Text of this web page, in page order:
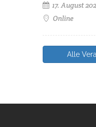
17. August
Online
Alle